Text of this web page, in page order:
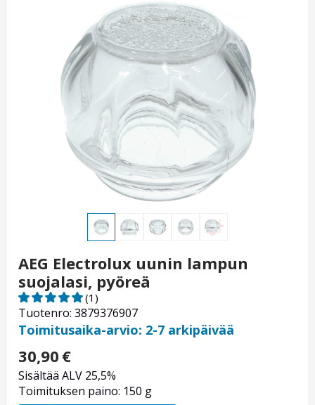
AEG Electrolux uunin lampun
suojalasi, pyöreä
Tuotenro: 3879376907
(1)
Toimitusaika-arvio: 2-7 arkipäivää
30,90 €
Sisältää ALV 25,5%
Toimituksen paino: 150 g